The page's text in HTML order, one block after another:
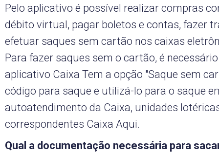
Pelo aplicativo é possível realizar compras
débito virtual, pagar boletos e contas, fazer
efetuar saques sem cartão nos caixas
Para fazer saques sem o cartão, é
aplicativo Caixa Tem a opção "Saque sem
código para saque e utilizá-lo para o saque
autoatendimento da Caixa, unidades
correspondentes Caixa Aqui.
Qual a documentação necessária para